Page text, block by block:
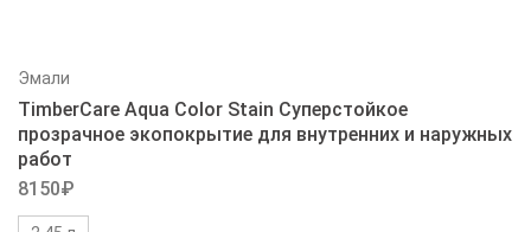
Эмали
TimberCare Aqua Color Stain Суперстойкое
прозрачное экопокрытие для внутренних и наружных
работ
8150₽